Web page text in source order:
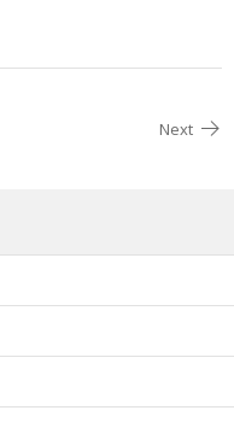
Next